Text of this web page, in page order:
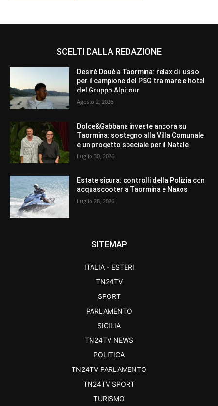
SCELTI DALLA REDAZIONE
Desiré Doué a Taormina: relax di lusso
per il campione del PSG tra mare e hotel
del Gruppo Alpitour
Agosto 2, 2026
Dolce&Gabbana investe ancora su
Taormina: sostegno alla Villa Comunale
e un progetto speciale per il Natale
Luglio 30, 2026
Estate sicura: controlli della Polizia con
acquascooter a Taormina e Naxos
Luglio 28, 2026
SITEMAP
ITALIA - ESTERI
TN24TV
SPORT
PARLAMENTO
SICILIA
TN24TV NEWS
POLITICA
TN24TV PARLAMENTO
TN24TV SPORT
TURISMO